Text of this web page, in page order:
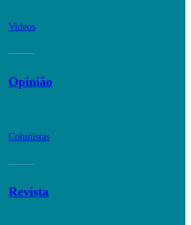
Videos
Opinião
Colunistas
Revista